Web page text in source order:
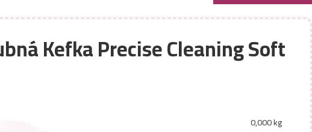
Kefka Precise Cleaning Soft
0,000 kg